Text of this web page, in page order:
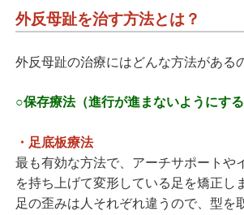
外反母趾を治す方法とは？
外反母趾の治療にはどんな方法がある
○保存療法（進行が進まないようにする
・足底板療法
最も有効な方法で、アーチサポートや
を持ち上げて変形している足を矯正し
足の歪みは人それぞれ違うので、型を